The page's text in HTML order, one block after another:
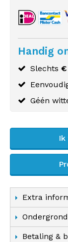
Handig
Slechts €
Géén
Ik
Extra
Betaling &